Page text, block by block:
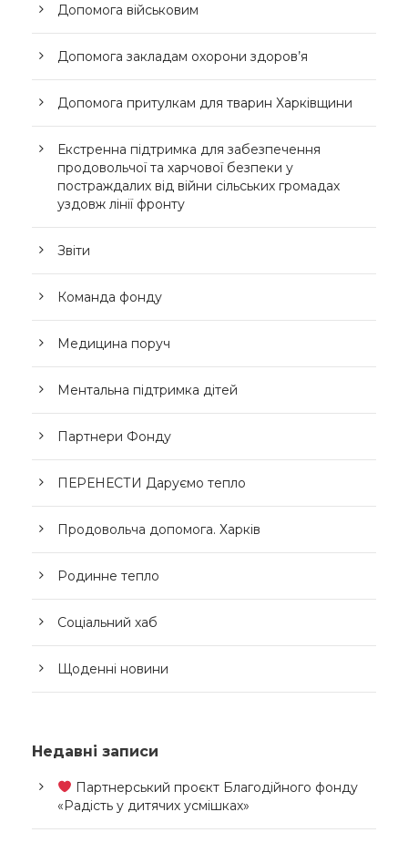
Допомога військовим
Допомога закладам охорони здоров’я
Допомога притулкам для тварин Харківщини
Екстренна підтримка для забезпечення
продовольчої та харчової безпеки у
постраждалих від війни сільських громадах
уздовж лінії фронту
Звіти
Команда фонду
Медицина поруч
Ментальна підтримка дітей
Партнери Фонду
ПЕРЕНЕСТИ Даруємо тепло
Продовольча допомога. Харків
Родинне тепло
Соціальний хаб
Щоденні новини
Недавні записи
Партнерський проєкт Благодійного фонду
«Радість у дитячих усмішках»